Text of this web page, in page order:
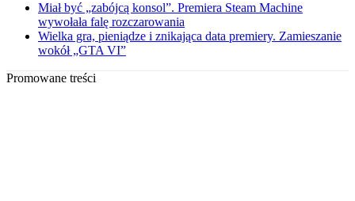
Miał być „zabójcą konsol”. Premiera Steam Machine
wywołała falę rozczarowania
Wielka gra, pieniądze i znikająca data premiery. Zamieszanie
wokół „GTA VI”
Promowane treści